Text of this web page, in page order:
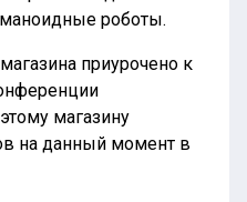
роботы.
приурочено к
магазину
на данный момент в